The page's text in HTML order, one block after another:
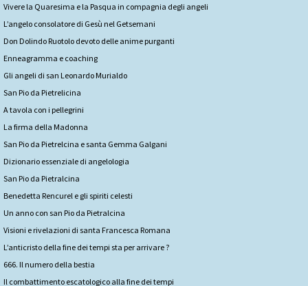
Vivere la Quaresima e la Pasqua in compagnia degli angeli
L’angelo consolatore di Gesù nel Getsemani
Don Dolindo Ruotolo devoto delle anime purganti
Enneagramma e coaching
Gli angeli di san Leonardo Murialdo
San Pio da Pietrelicina
A tavola con i pellegrini
La firma della Madonna
San Pio da Pietrelcina e santa Gemma Galgani
Dizionario essenziale di angelologia
San Pio da Pietralcina
Benedetta Rencurel e gli spiriti celesti
Un anno con san Pio da Pietralcina
Visioni e rivelazioni di santa Francesca Romana
L’anticristo della fine dei tempi sta per arrivare ?
666. Il numero della bestia
Il combattimento escatologico alla fine dei tempi